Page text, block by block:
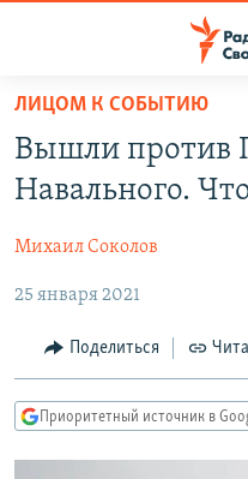
упрощенного
доступа
Вернуться
основному
Вернутся
главной
навигации
Вернутся
ЦИТАТЫ СВОБОДЫ
МНЕНИЯ
КУЛЬТУРА
IDEL.РЕАЛИИ
КАВКАЗ.РЕАЛИИ
ЛИЦОМ К СОБЫТИЮ
Вышли против
Навального.
Михаил Соколов
25 января 2021
Поделиться
Приоритетный источник в